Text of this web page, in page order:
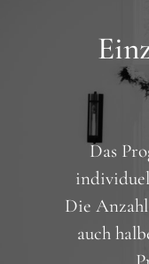
Das
Die
auch